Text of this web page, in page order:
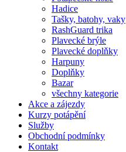
Hadice
Tašky, batohy, vaky
RashGuard trika
Plavecké brýle
Plavecké doplňky
Harpuny
Doplňky
Bazar
všechny kategorie
Akce a zájezdy
Kurzy potápění
Služby
Obchodní podmínky
Kontakt